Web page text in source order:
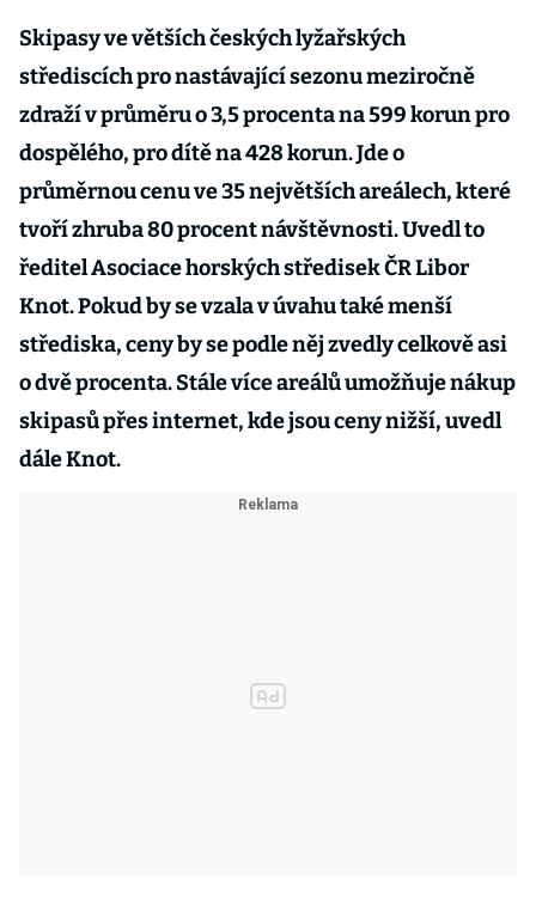
Skipasy ve větších českých lyžařských
střediscích pro nastávající sezonu meziročně
zdraží v průměru o 3,5 procenta na 599 korun pro
dospělého, pro dítě na 428 korun. Jde o
průměrnou cenu ve 35 největších areálech, které
tvoří zhruba 80 procent návštěvnosti. Uvedl to
ředitel Asociace horských středisek ČR Libor
Knot. Pokud by se vzala v úvahu také menší
střediska, ceny by se podle něj zvedly celkově asi
o dvě procenta. Stále více areálů umožňuje nákup
skipasů přes internet, kde jsou ceny nižší, uvedl
dále Knot.